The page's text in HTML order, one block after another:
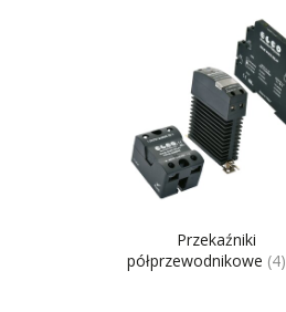
Przekaźniki
półprzewodnikowe (4)